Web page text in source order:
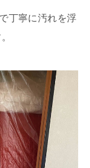
丁寧に汚れを浮